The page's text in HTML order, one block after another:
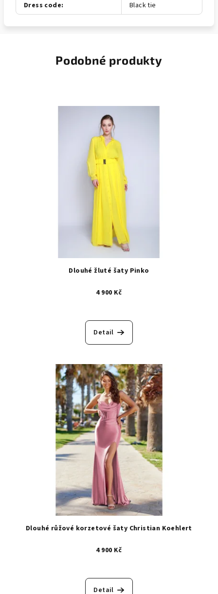
Dress code: Black tie
Podobné produkty
Dlouhé žluté šaty Pinko
4 900 Kč
Detail
Dlouhé růžové korzetové šaty Christian Koehlert
4 900 Kč
Detail